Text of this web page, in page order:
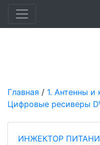
Главная / 1. Антенны
Цифровые ресиверы
ИНЖЕКТОР